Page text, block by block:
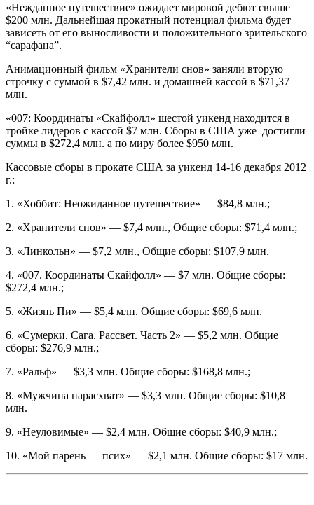
«Нежданное путешествие» ожидает мировой дебют свыше
$200 млн. Дальнейшая прокатный потенциал фильма будет
зависеть от его выносливости и положительного зрительского
“сарафана”.
Анимационный фильм «Хранители снов» заняли вторую
строчку с суммой в $7,42 млн. и домашней кассой в $71,37
млн.
«007: Координаты «Скайфолл» шестой уикенд находится в
тройке лидеров с кассой $7 млн. Сборы в США уже достигли
суммы в $272,4 млн. а по миру более $950 млн.
Кассовые сборы в прокате США за уикенд 14-16 декабря 2012
г.:
1. «Хоббит: Неожиданное путешествие» — $84,8 млн.;
2. «Хранители снов» — $7,4 млн., Общие сборы: $71,4 млн.;
3. «Линкольн» — $7,2 млн., Общие сборы: $107,9 млн.
4. «007. Координаты Скайфолл» — $7 млн. Общие сборы:
$272,4 млн.;
5. «Жизнь Пи» — $5,4 млн. Общие сборы: $69,6 млн.
6. «Сумерки. Сага. Рассвет. Часть 2» — $5,2 млн. Общие
сборы: $276,9 млн.;
7. «Ральф» — $3,3 млн. Общие сборы: $168,8 млн.;
8. «Мужчина нарасхват» — $3,3 млн. Общие сборы: $10,8
млн.
9. «Неуловимые» — $2,4 млн. Общие сборы: $40,9 млн.;
10. «Мой парень — псих» — $2,1 млн. Общие сборы: $17 млн.